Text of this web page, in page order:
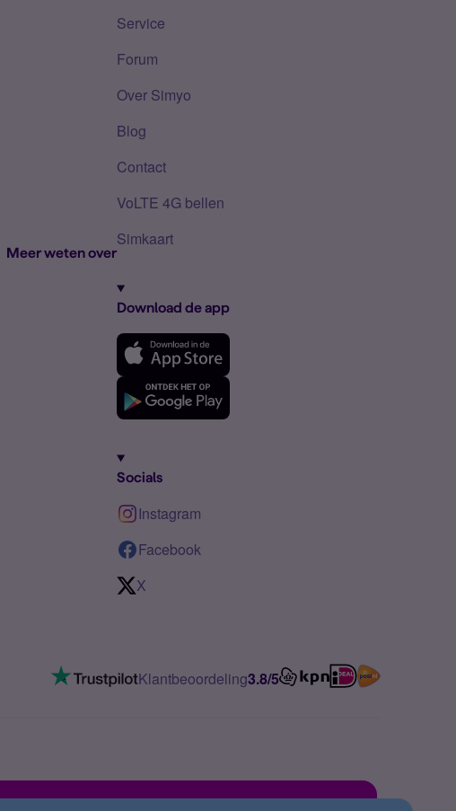
Meer weten over
Service
Forum
Over Simyo
Blog
Contact
VoLTE 4G bellen
Simkaart
Download de app
Socials
Instagram
Facebook
X
Klantbeoordeling3.8/5